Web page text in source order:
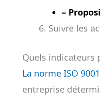
–
Suivre les
Quels indicateurs
La norme ISO
entreprise